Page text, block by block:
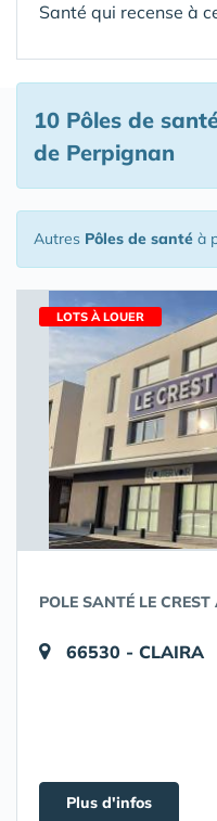
Santé qui recense à
10 Pôles de
de Perpignan
Autres Pôles de santé à
LOTS À LOUER
POLE SANTÉ LE
66530 - CLAIRA
Plus d'infos